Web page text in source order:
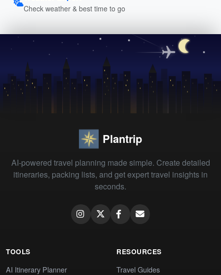
Check weather & best time to go
Plantrip
AI-powered travel planning made simple. Create detailed
itineraries, packing lists, and get expert travel insights in
seconds.
TOOLS
AI Itinerary Planner
RESOURCES
Travel Guides